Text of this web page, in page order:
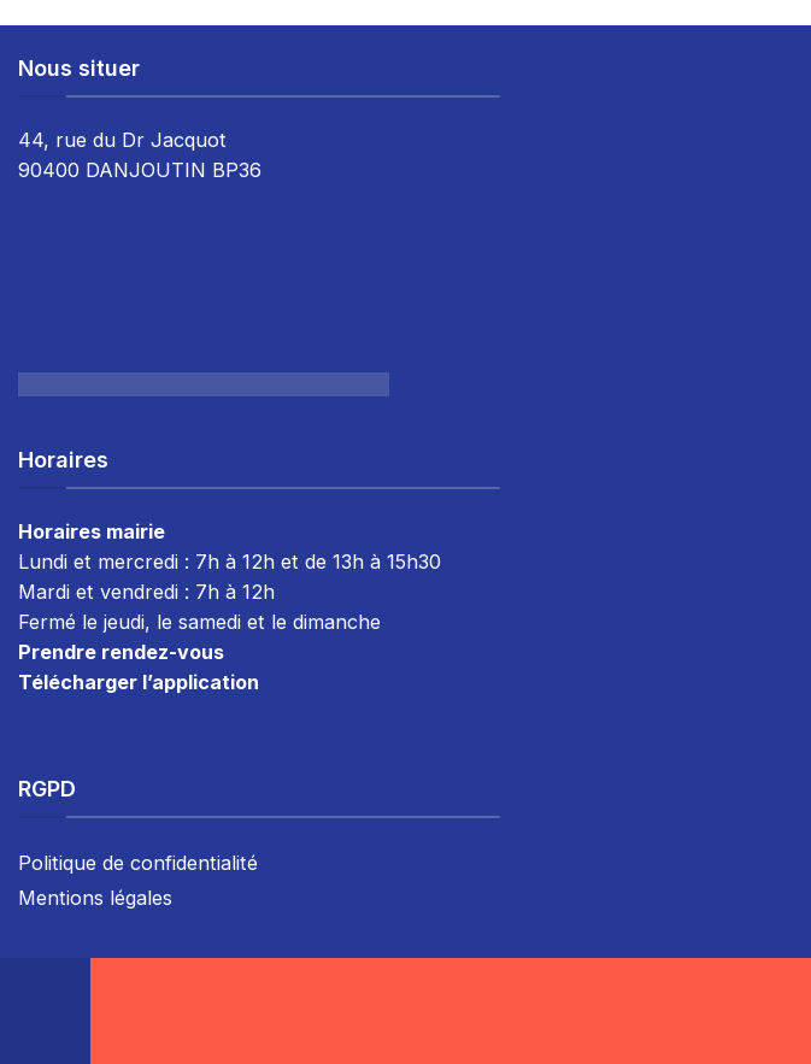
Nous situer
44, rue du Dr Jacquot
90400 DANJOUTIN BP36
Horaires
Horaires mairie
Lundi et mercredi : 7h à 12h et de 13h à 15h30
Mardi et vendredi : 7h à 12h
Fermé le jeudi, le samedi et le dimanche
Prendre rendez-vous
Télécharger l’application
RGPD
Politique de confidentialité
Mentions légales